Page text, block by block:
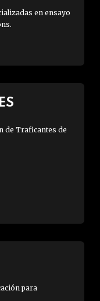
en ensayo
de Traficantes de
para